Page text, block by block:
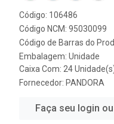
Código: 106486
Código NCM: 95030099
Código de Barras do
Embalagem: Unidade
Caixa Com: 24
Fornecedor: PANDORA
Faça seu login